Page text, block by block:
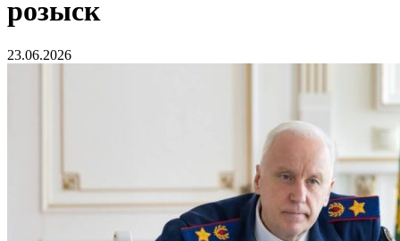
розыск
23.06.2026